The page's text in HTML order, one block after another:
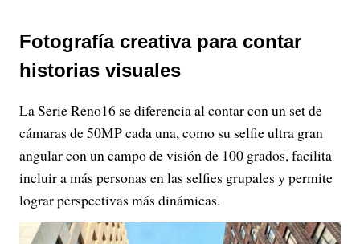
Fotografía creativa para contar
historias visuales
La Serie Reno16 se diferencia al contar con un set de
cámaras de 50MP cada una, como su selfie ultra gran
angular con un campo de visión de 100 grados, facilita
incluir a más personas en las selfies grupales y permite
lograr perspectivas más dinámicas.